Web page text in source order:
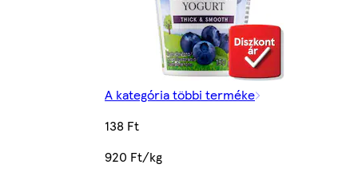
A kategória többi terméke
138 Ft
920 Ft/kg